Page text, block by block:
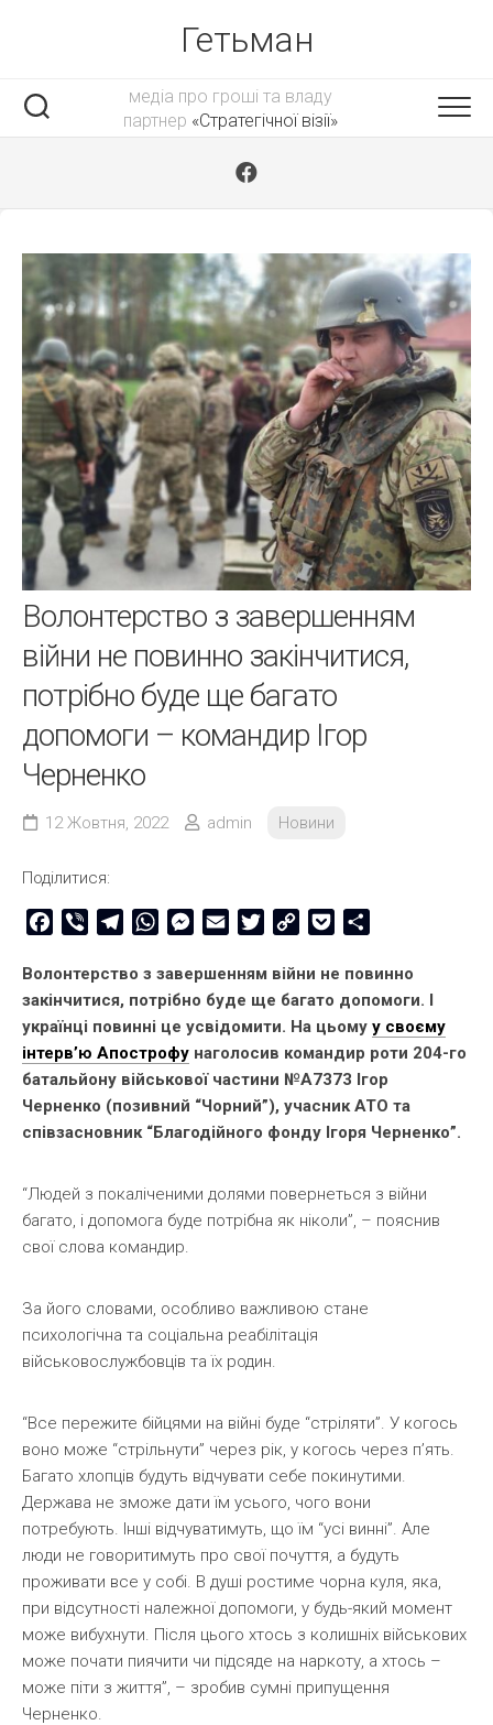
Гетьман
медіа про гроші та владу
партнер «Стратегічної візії»
Волонтерство з завершенням
війни не повинно закінчитися,
потрібно буде ще багато
допомоги – командир Ігор
Черненко
12 Жовтня, 2022 admin Новини
Поділитися:
Facebook
Viber TelegramWhatsAppMessenger
Email TwitterCopy
Pocket
Волонтерство з завершенням війни не повинно
закінчитися, потрібно буде ще багато допомоги. І
українці повинні це усвідомити. На цьому у своєму
інтерв’ю Апострофу наголосив командир роти 204-го
батальйону військової частини №А7373 Ігор
Черненко (позивний “Чорний”), учасник АТО та
співзасновник “Благодійного фонду Ігоря Черненко”.
“Людей з покаліченими долями повернеться з війни
багато, і допомога буде потрібна як ніколи”, – пояснив
свої слова командир.
За його словами, особливо важливою стане
психологічна та соціальна реабілітація
військовослужбовців та їх родин.
“Все пережите бійцями на війні буде “стріляти”. У когось
воно може “стрільнути” через рік, у когось через п’ять.
Багато хлопців будуть відчувати себе покинутими.
Держава не зможе дати їм усього, чого вони
потребують. Інші відчуватимуть, що їм “усі винні”. Але
люди не говоритимуть про свої почуття, а будуть
проживати все у собі. В душі ростиме чорна куля, яка,
при відсутності належної допомоги, у будь-який момент
може вибухнути. Після цього хтось з колишніх військових
може почати пиячити чи підсяде на наркоту, а хтось –
може піти з життя”, – зробив сумні припущення
Черненко.